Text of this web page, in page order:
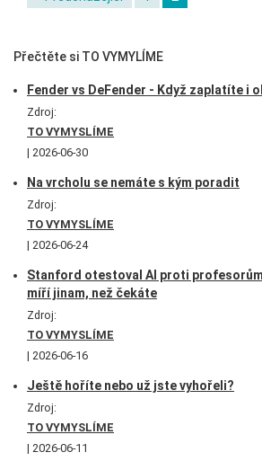
Přečtěte si TO VYMYLÍME
Fender vs DeFender - Když zaplatíte i
Zdroj:
TO VYMYSLÍME
2026-06-30
Na vrcholu se nemáte s kým poradit
Zdroj:
TO VYMYSLÍME
2026-06-24
Stanford otestoval AI proti
míří jinam, než čekáte
Zdroj:
TO VYMYSLÍME
2026-06-16
Ještě hoříte nebo už jste vyhořeli?
Zdroj:
TO VYMYSLÍME
2026-06-11